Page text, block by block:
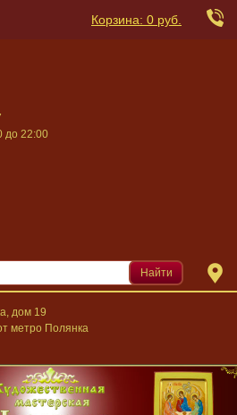
Корзина: 0 руб.
дом 19
метро Полянка
до 22:00
Найти